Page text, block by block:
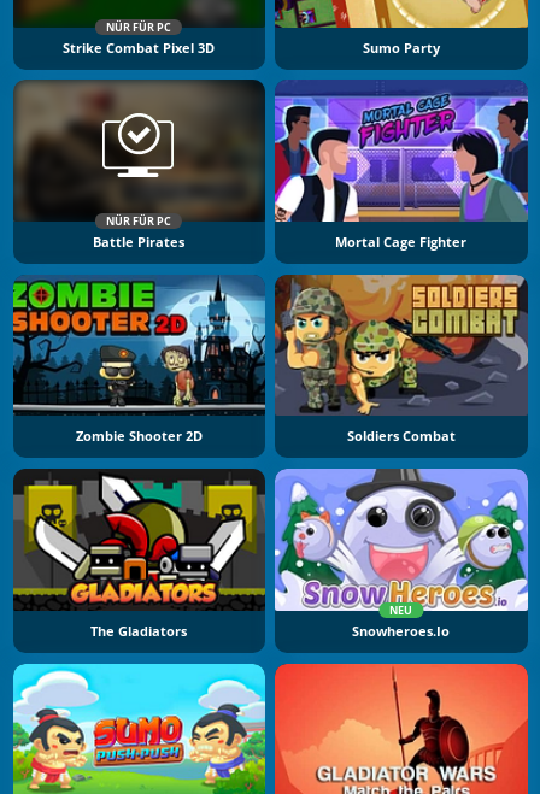
NÜR FÜR PC
Strike Combat Pixel 3D Sumo Party
NÜR FÜR PC
Battle Pirates Mortal Cage Fighter
Zombie Shooter 2D Soldiers Combat
The Gladiators
NEU
Snowheroes.io